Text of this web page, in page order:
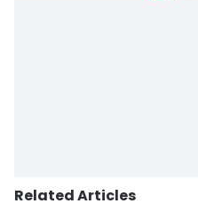
Related Articles